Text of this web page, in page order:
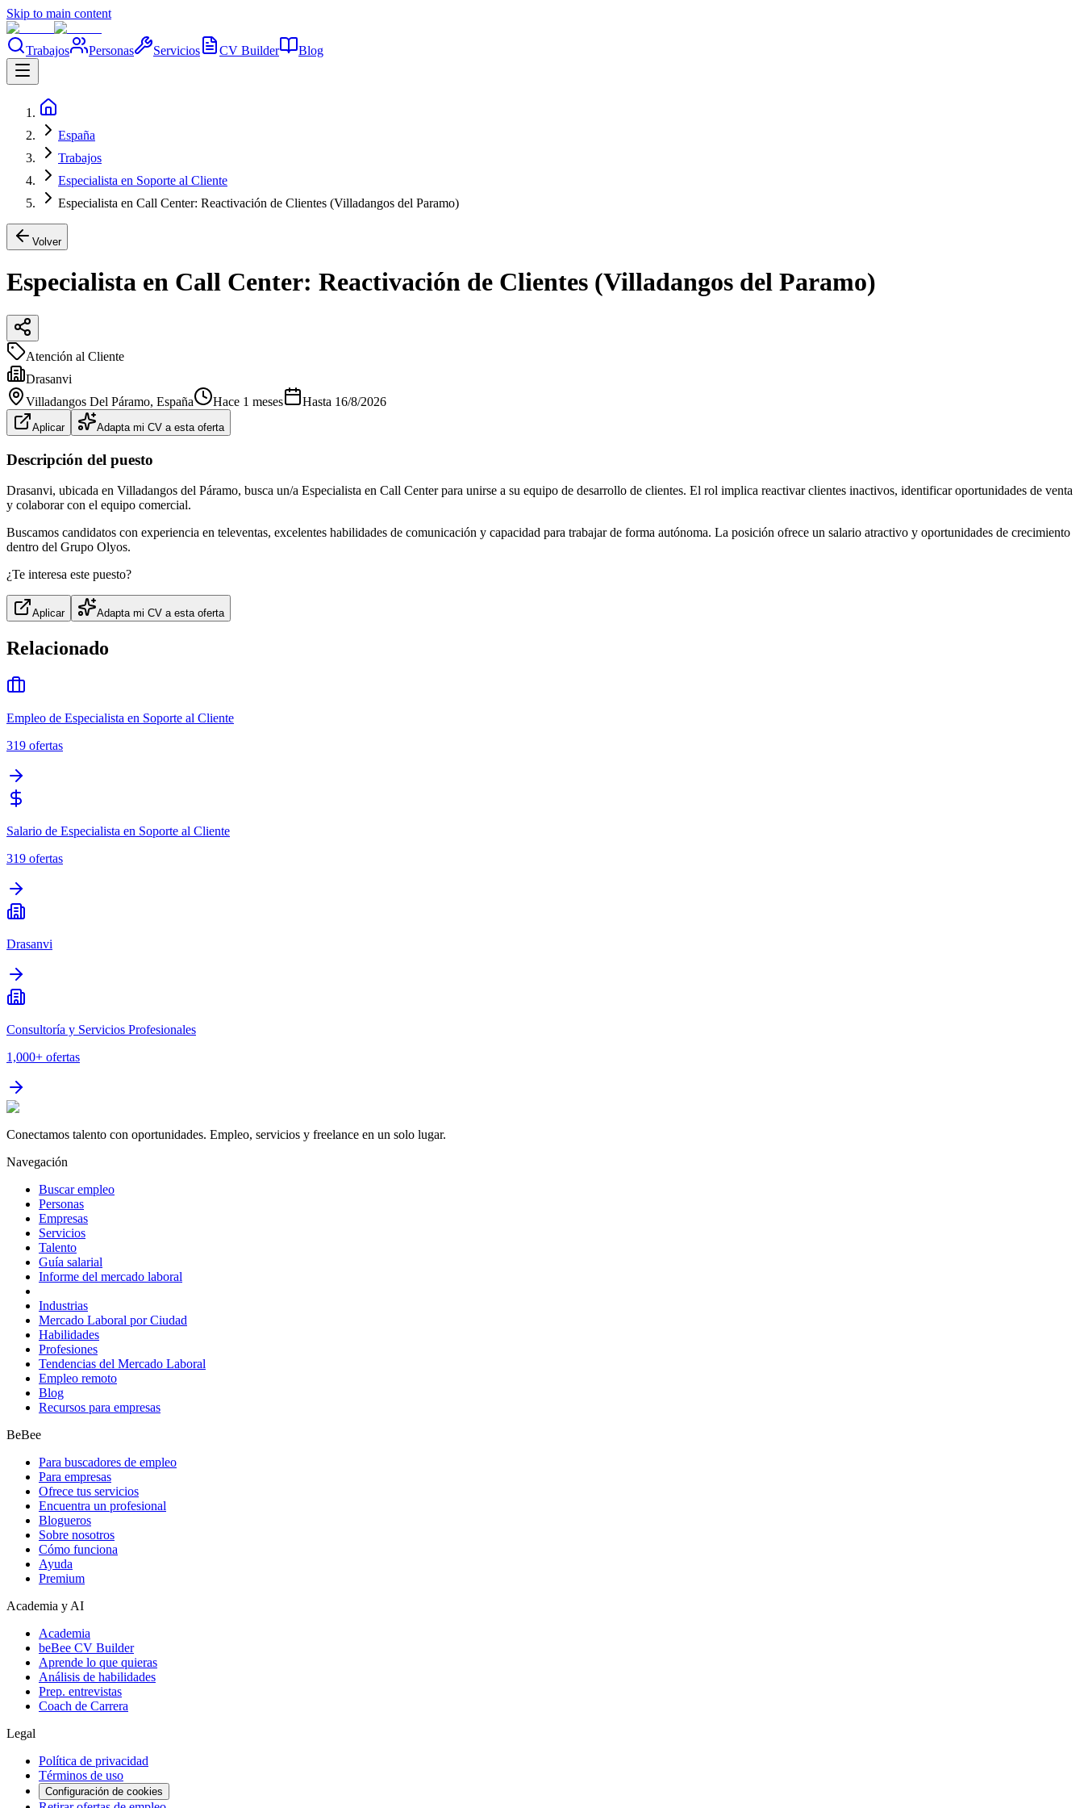
Skip to main content
Trabajos Personas Servicios CV Builder Blog
España
Trabajos
Especialista en Soporte al Cliente
Especialista en Call Center: Reactivación de Clientes (Villadangos del Paramo)
Volver
Especialista en Call Center: Reactivación de Clientes (Villadangos del Paramo)
Atención al Cliente
Drasanvi
Villadangos Del Páramo, España Hace 1 meses Hasta 16/8/2026
Aplicar Adapta mi CV a esta oferta
Descripción del puesto
Drasanvi, ubicada en Villadangos del Páramo, busca un/a Especialista en Call Center para unirse a su equipo de desarrollo de clientes. El rol implica reactivar clientes inactivos, identificar oportunidades de venta
y colaborar con el equipo comercial.
Buscamos candidatos con experiencia en televentas, excelentes habilidades de comunicación y capacidad para trabajar de forma autónoma. La posición ofrece un salario atractivo y oportunidades de crecimiento
dentro del Grupo Olyos.
¿Te interesa este puesto?
Aplicar Adapta mi CV a esta oferta
Relacionado
Empleo de Especialista en Soporte al Cliente
319 ofertas
Salario de Especialista en Soporte al Cliente
319 ofertas
Drasanvi
Consultoría y Servicios Profesionales
1,000+ ofertas
Conectamos talento con oportunidades. Empleo, servicios y freelance en un solo lugar.
Navegación
Buscar empleo
Personas
Empresas
Servicios
Talento
Guía salarial
Informe del mercado laboral
Industrias
Mercado Laboral por Ciudad
Habilidades
Profesiones
Tendencias del Mercado Laboral
Empleo remoto
Blog
Recursos para empresas
BeBee
Para buscadores de empleo
Para empresas
Ofrece tus servicios
Encuentra un profesional
Blogueros
Sobre nosotros
Cómo funciona
Ayuda
Premium
Academia y AI
Academia
beBee CV Builder
Aprende lo que quieras
Análisis de habilidades
Prep. entrevistas
Coach de Carrera
Legal
Política de privacidad
Términos de uso
Configuración de cookies